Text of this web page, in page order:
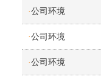
·公司环境
·公司环境
·公司环境